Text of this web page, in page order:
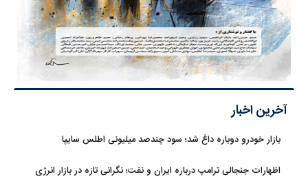
آخرین اخبار
بازار خودرو دوباره داغ شد؛ سود چندصد میلیونی اطلس سایپا
اظهارات جنجالی ترامپ درباره ایران و نفت؛ نگرانی تازه در بازار انرژی